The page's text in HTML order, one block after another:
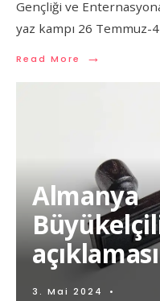
Gençliği ve
yaz kampı 26 Temmuz-
Read More →
Almanya
açıklaması
3. Mai 2024 •